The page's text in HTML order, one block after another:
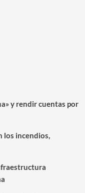
y rendir cuentas por
los incendios,